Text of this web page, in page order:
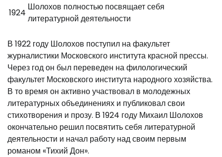
1924
Шолохов полностью посвящает себя
литературной деятельности
В 1922 году Шолохов поступил на факультет
журналистики Московского института красной прессы.
Через год он был переведен на филологический
факультет Московского института народного хозяйства.
В то время он активно участвовал в молодежных
литературных объединениях и публиковал свои
стихотворения и прозу. В 1924 году Михаил Шолохов
окончательно решил посвятить себя литературной
деятельности и начал работу над своим первым
романом «Тихий Дон».